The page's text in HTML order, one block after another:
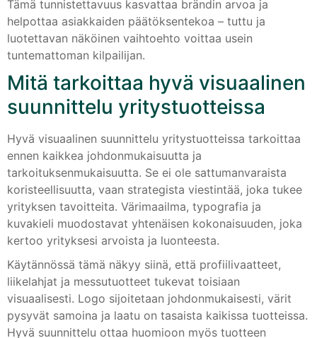
Tämä tunnistettavuus kasvattaa brändin arvoa ja
helpottaa asiakkaiden päätöksentekoa – tuttu ja
luotettavan näköinen vaihtoehto voittaa usein
tuntemattoman kilpailijan.
Mitä tarkoittaa hyvä visuaalinen
suunnittelu yritystuotteissa
Hyvä visuaalinen suunnittelu yritystuotteissa tarkoittaa
ennen kaikkea johdonmukaisuutta ja
tarkoituksenmukaisuutta. Se ei ole sattumanvaraista
koristeellisuutta, vaan strategista viestintää, joka tukee
yrityksen tavoitteita. Värimaailma, typografia ja
kuvakieli muodostavat yhtenäisen kokonaisuuden, joka
kertoo yrityksesi arvoista ja luonteesta.
Käytännössä tämä näkyy siinä, että profiilivaatteet,
liikelahjat ja messutuotteet tukevat toisiaan
visuaalisesti. Logo sijoitetaan johdonmukaisesti, värit
pysyvät samoina ja laatu on tasaista kaikissa tuotteissa.
Hyvä suunnittelu ottaa huomioon myös tuotteen